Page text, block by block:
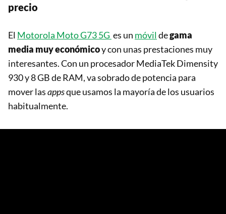
precio
El Motorola Moto G73 5G es un móvildegama
media muy económicoy con unas prestaciones muy
interesantes. Con un procesador MediaTek Dimensity
930 y 8 GB de RAM, va sobrado de potencia para
mover lasappsque usamos la mayoría de los usuarios
habitualmente.